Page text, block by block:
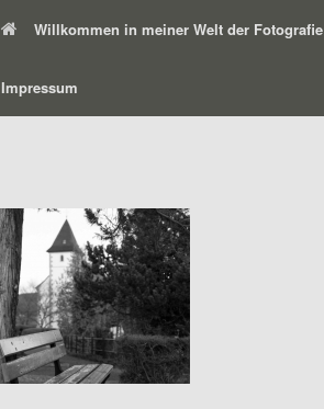
Willkommen in meiner Welt der Fotografie
Impressum